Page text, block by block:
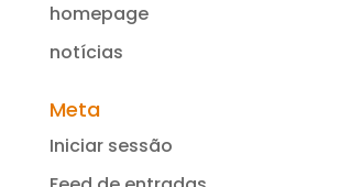
homepage
notícias
Meta
Iniciar sessão